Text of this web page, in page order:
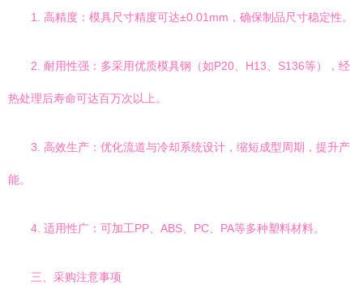
1. 高精度：模具尺寸精度可达±0.01mm，确保制品尺寸稳定性。
2. 耐用性强：多采用优质模具钢（如P20、H13、S136等），经
热处理后寿命可达百万次以上。
3. 高效生产：优化流道与冷却系统设计，缩短成型周期，提升产
能。
4. 适用性广：可加工PP、ABS、PC、PA等多种塑料材料。
三、采购注意事项